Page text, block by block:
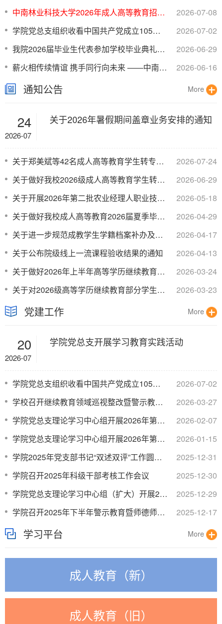
2026-07-08
中南林业科技大学2026年成人高等教育招生常见问题解答
2026-07-02
学院党总支组织收看中国共产党成立105周年大会并获校级“七一”表彰多项荣誉
2026-06-29
我院2026届毕业生代表参加学校毕业典礼暨学位授予仪式
2026-06-16
薪火相传续情谊 携手同行向未来 ——中南林业科技大学校友会继续教育学院校友分会正式成立
通知公告 More
24
2026-07
关于2026年暑假期间盖章业务安排的通知
2026-07-24
关于郑美斌等42名成人高等教育学生转专业的公示​
2026-06-29
关于做好我校2026级成人高等教育学生转专业工作的通知​
2026-05-18
关于开展2026年第二批农业经理人职业技能等级认定考试的通知​
2026-04-29
关于做好我校成人高等教育2026届夏季毕业生毕业证书发放工作...​
2026-04-17
关于进一步规范成教学生学籍档案补办及对公转递工作的通知​
2026-04-13
关于公布院级线上一流课程验收结果的通知​
2026-03-24
关于做好2026年上半年高等学历继续教育学士学位申请工作的通...​
2026-03-23
关于对2026级高等学历继续教育部分学生作放弃入学资格处理的...​
党建工作 More
20
2026-07
学院党总支开展学习教育实践活动
2026-07-02
学院党总支组织收看中国共产党成立105周年大会并获校级“七一...​
2026-03-27
学校召开继续教育领域巡视整改暨警示教育会议​
2026-02-07
学院党总支理论学习中心组开展2026年第二次集体学习​
2026-01-15
学院党总支理论学习中心组开展2026年第一次集体学习​
2025-12-31
学院2025年党支部书记“双述双评”工作圆满收官​
2025-12-30
学院召开2025年科级干部考核工作会议​
2025-12-29
学院党总支理论学习中心组（扩大）开展2025年第十二次集体学...​
2025-12-17
学院召开2025年下半年警示教育暨师德师风建设工作会议​
学习平台 More
成人教育（新）
成人教育（旧）